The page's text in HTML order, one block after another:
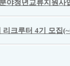
야청년교류지원사
크루터 4기 모집